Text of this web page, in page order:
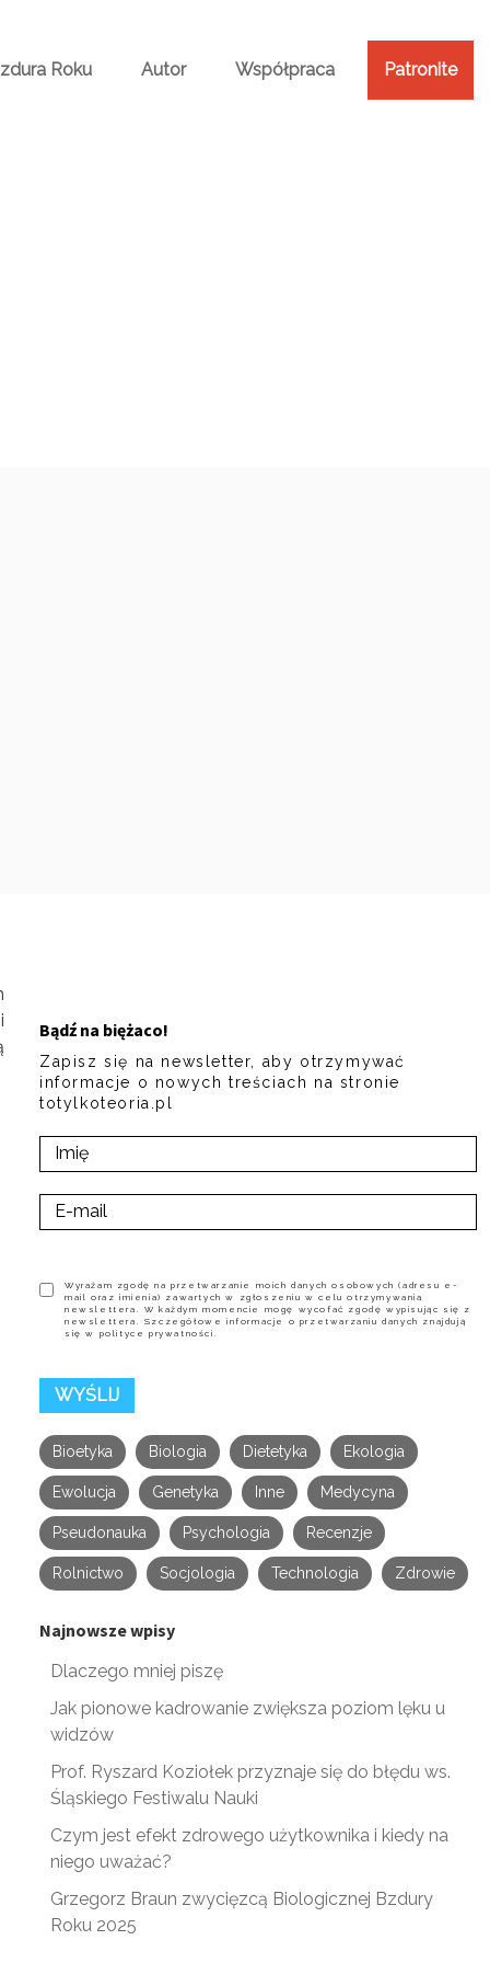
Roku Autor Współpraca Patronite
Bądź na biężaco!
Zapisz się na newsletter, aby otrzymywać
informacje o nowych treściach na stronie
totylkoteoria.pl
Wyrażam zgodę na przetwarzanie moich danych osobowych (adresu e-
mail oraz imienia) zawartych w zgłoszeniu w celu otrzymywania
newslettera. W każdym momencie mogę wycofać zgodę wypisując się z
newslettera. Szczegółowe informacje o przetwarzaniu danych znajdują
się w polityce prywatności.
Bioetyka Biologia Dietetyka Ekologia
Ewolucja Genetyka Inne Medycyna
Pseudonauka Psychologia Recenzje
Rolnictwo Socjologia Technologia Zdrowie
Najnowsze wpisy
Dlaczego mniej piszę
Jak pionowe kadrowanie zwiększa poziom lęku u
widzów
Prof. Ryszard Koziołek przyznaje się do błędu ws.
Śląskiego Festiwalu Nauki
Czym jest efekt zdrowego użytkownika i kiedy na
niego uważać?
Grzegorz Braun zwycięzcą Biologicznej Bzdury
Roku 2025